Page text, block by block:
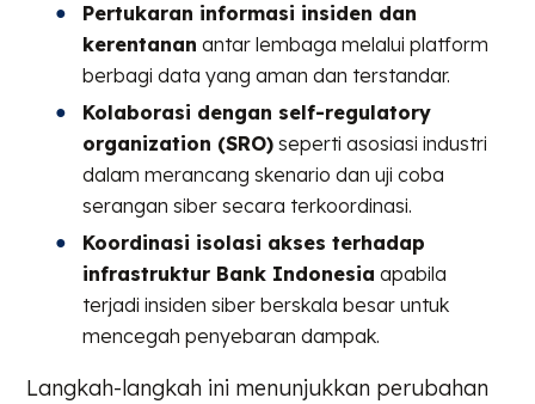
Pertukaran informasi insiden dan
kerentanan antar lembaga melalui platform
berbagi data yang aman dan terstandar.
Kolaborasi dengan self-regulatory
organization (SRO) seperti asosiasi industri
dalam merancang skenario dan uji coba
serangan siber secara terkoordinasi.
Koordinasi isolasi akses terhadap
infrastruktur Bank Indonesia apabila
terjadi insiden siber berskala besar untuk
mencegah penyebaran dampak.
Langkah-langkah ini menunjukkan perubahan